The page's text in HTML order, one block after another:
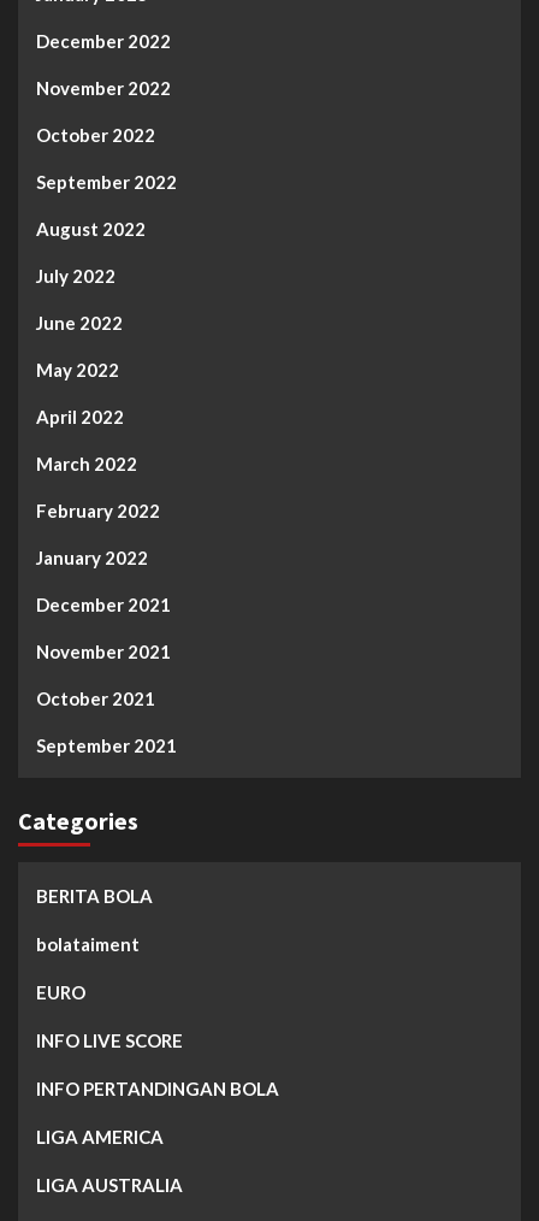
December 2022
November 2022
October 2022
September 2022
August 2022
July 2022
June 2022
May 2022
April 2022
March 2022
February 2022
January 2022
December 2021
November 2021
October 2021
September 2021
Categories
BERITA BOLA
bolataiment
EURO
INFO LIVE SCORE
INFO PERTANDINGAN BOLA
LIGA AMERICA
LIGA AUSTRALIA